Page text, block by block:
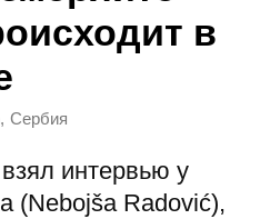
в
, Сербия
интервью у
(Nebojša Radović),